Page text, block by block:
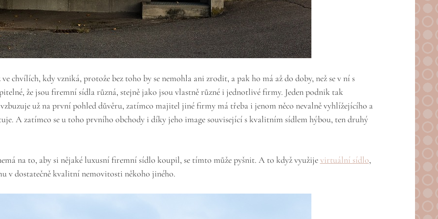
chvílích, kdy vzniká, protože bez toho by se nemohla ani zrodit, a pak ho má až do doby, než se v ní s
že jsou firemní sídla různá, stejně jako jsou vlastně různé i jednotlivé firmy. Jeden podnik tak
už na první pohled důvěru, zatímco majitel jiné firmy má třeba i jenom něco nevalně vyhlížejícího a
A zatímco se u toho prvního obchody i díky jeho image související s kvalitním sídlem hýbou, ten druhý
na to, aby si nějaké luxusní firemní sídlo koupil, se tímto může pyšnit. A to když využijevirtuální sídlo,
v dostatečně kvalitní nemovitosti někoho jiného.